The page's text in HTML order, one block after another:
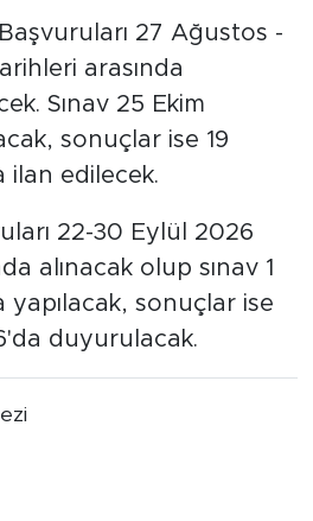
Başvuruları 27 Ağustos -
arasında
Sınav 25 Ekim
sonuçlar ise 19
ilan edilecek.
22-30 Eylül 2026
alınacak olup sınav 1
yapılacak, sonuçlar ise
duyurulacak.